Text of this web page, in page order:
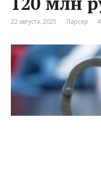
22 августа, 2025 Парсер